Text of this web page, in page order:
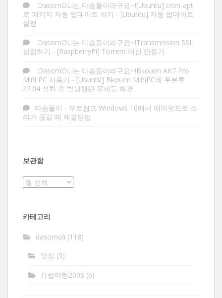
DasomOLI는 다솜돌이라구요~![Ubuntu] cron-apt
로 패키지 자동 업데이트 하기 - [Ubuntu] 자동 업데이트
설정
DasomOLI는 다솜돌이라구요~!Transmission SSL
설정하기 - [RaspberryPi] Torrent 머신 만들기
DasomOLI는 다솜돌이라구요~!Bkouen AK7 Pro
Mini PC 사용기 - [Ubuntu] Bkouen MiniPC에 우분투
22.04 설치 후 발생했던 문제들 해결
다솜돌이 - 부트캠프 Windows 10에서 에어팟프로 소
리가 끊길 때 해결방법
보관함
보
카테고리
dasomoli (118)
맛집 (5)
유럽여행2008 (6)